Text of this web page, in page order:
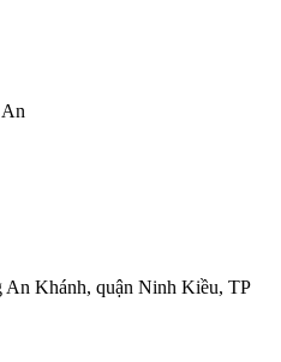
Khánh, quận Ninh Kiều, TP